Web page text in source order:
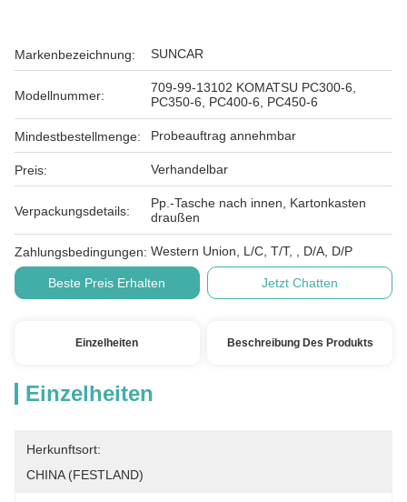
Markenbezeichnung: SUNCAR
Modellnummer:
709-99-13102 KOMATSU PC300-6,
PC350-6, PC400-6, PC450-6
Mindestbestellmenge: Probeauftrag annehmbar
Preis: Verhandelbar
Verpackungsdetails:
Pp.-Tasche nach innen, Kartonkasten
draußen
Zahlungsbedingungen: Western Union, L/C, T/T, , D/A, D/P
Beste Preis Erhalten Jetzt Chatten
Einzelheiten Beschreibung Des Produkts
Einzelheiten
Herkunftsort:
CHINA (FESTLAND)